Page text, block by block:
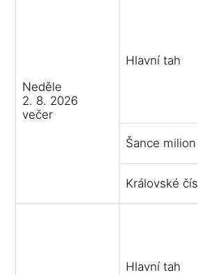
Neděle
2. 8. 2026
večer
Hlavní tah
Šance milion
Královské
Hlavní tah